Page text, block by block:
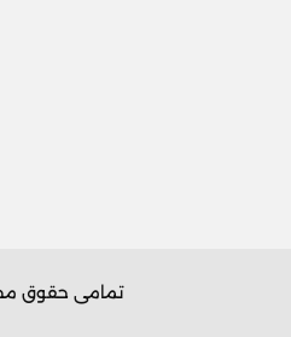
تمامی حقوق